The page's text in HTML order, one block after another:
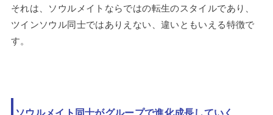
それは、ソウルメイトならではの転生のスタイルであり、
ツインソウル同士ではありえない、違いともいえる特徴で
す。